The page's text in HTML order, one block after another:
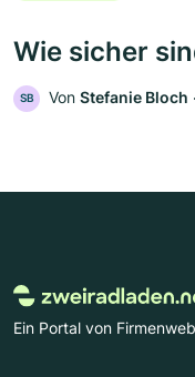
Wie sicher
SB Von Stefanie Bloch ‧
Ein Portal von